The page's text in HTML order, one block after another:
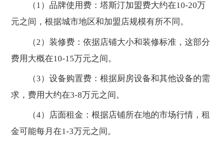
（1）品牌使用费：塔斯汀加盟费大约在10-20万
元之间，根据城市地区和加盟店规模有所不同。
（2）装修费：依据店铺大小和装修标准，这部分
费用大概在10-15万元之间。
（3）设备购置费：根据厨房设备和其他设备的需
求，费用大约在3-8万元之间。
（4）店面租金：根据店铺所在地的市场行情，租
金可能每月在1-3万元之间。